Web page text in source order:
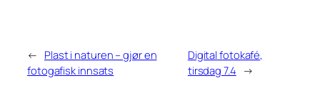
← Plast i naturen – gjør en
fotogafisk innsats
Digital fotokafé,
tirsdag 7.4 →